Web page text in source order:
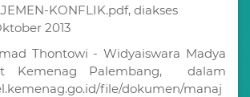
KONFLIK.pdf, diakses
2013
Thontowi - Widyaiswara Madya
Kemenag Palembang, dalam
file/dokumen/manaj